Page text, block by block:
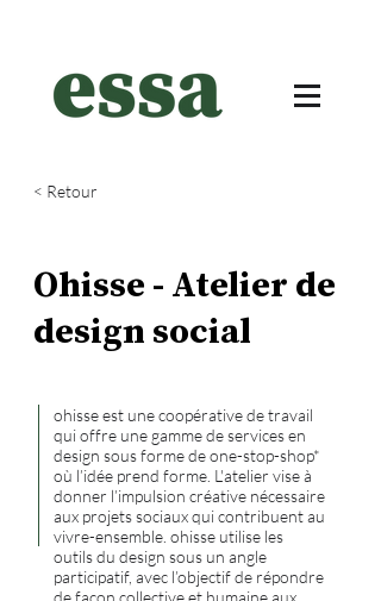
< Retour
Ohisse - Atelier de
design social
ohisse est une coopérative de travail
qui offre une gamme de services en
design sous forme de one-stop-shop*
où l’idée prend forme. L'atelier vise à
donner l’impulsion créative nécessaire
aux projets sociaux qui contribuent au
vivre-ensemble. ohisse utilise les
outils du design sous un angle
participatif, avec l’objectif de répondre
de façon collective et humaine aux